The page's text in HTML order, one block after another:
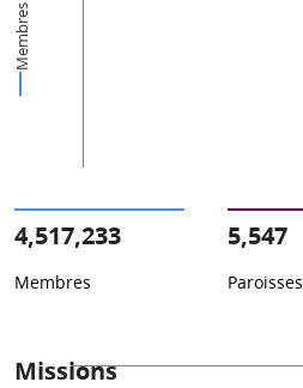
Membres
4,517,233
Membres
5,547
Paroisses
Missions